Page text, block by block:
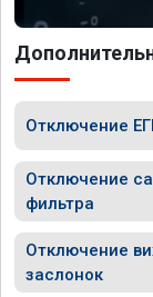
Отключение
Отключение
фильтра
Отключение
заслонок